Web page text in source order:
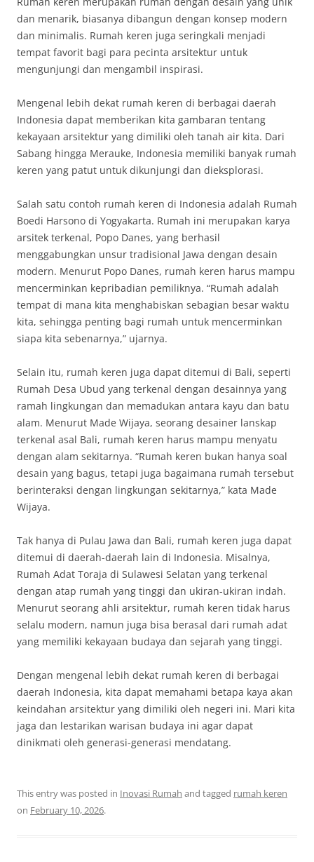
dan menarik, biasanya dibangun dengan konsep modern
dan minimalis. Rumah keren juga seringkali menjadi
tempat favorit bagi para pecinta arsitektur untuk
mengunjungi dan mengambil inspirasi.
Mengenal lebih dekat rumah keren di berbagai daerah
Indonesia dapat memberikan kita gambaran tentang
kekayaan arsitektur yang dimiliki oleh tanah air kita. Dari
Sabang hingga Merauke, Indonesia memiliki banyak rumah
keren yang patut untuk dikunjungi dan dieksplorasi.
Salah satu contoh rumah keren di Indonesia adalah Rumah
Boedi Harsono di Yogyakarta. Rumah ini merupakan karya
arsitek terkenal, Popo Danes, yang berhasil
menggabungkan unsur tradisional Jawa dengan desain
modern. Menurut Popo Danes, rumah keren harus mampu
mencerminkan kepribadian pemiliknya. “Rumah adalah
tempat di mana kita menghabiskan sebagian besar waktu
kita, sehingga penting bagi rumah untuk mencerminkan
siapa kita sebenarnya,” ujarnya.
Selain itu, rumah keren juga dapat ditemui di Bali, seperti
Rumah Desa Ubud yang terkenal dengan desainnya yang
ramah lingkungan dan memadukan antara kayu dan batu
alam. Menurut Made Wijaya, seorang desainer lanskap
terkenal asal Bali, rumah keren harus mampu menyatu
dengan alam sekitarnya. “Rumah keren bukan hanya soal
desain yang bagus, tetapi juga bagaimana rumah tersebut
berinteraksi dengan lingkungan sekitarnya,” kata Made
Wijaya.
Tak hanya di Pulau Jawa dan Bali, rumah keren juga dapat
ditemui di daerah-daerah lain di Indonesia. Misalnya,
Rumah Adat Toraja di Sulawesi Selatan yang terkenal
dengan atap rumah yang tinggi dan ukiran-ukiran indah.
Menurut seorang ahli arsitektur, rumah keren tidak harus
selalu modern, namun juga bisa berasal dari rumah adat
yang memiliki kekayaan budaya dan sejarah yang tinggi.
Dengan mengenal lebih dekat rumah keren di berbagai
daerah Indonesia, kita dapat memahami betapa kaya akan
keindahan arsitektur yang dimiliki oleh negeri ini. Mari kita
jaga dan lestarikan warisan budaya ini agar dapat
dinikmati oleh generasi-generasi mendatang.
This entry was posted in Inovasi Rumah and tagged rumah keren
on February 10, 2026.